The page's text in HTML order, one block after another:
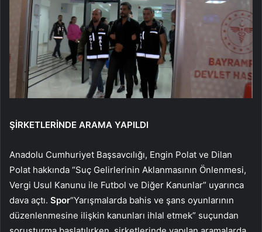
ŞİRKETLERİNDE ARAMA YAPILDI
Anadolu Cumhuriyet Başsavcılığı, Engin Polat ve Dilan
Polat hakkında “Suç Gelirlerinin Aklanmasının Önlenmesi,
Vergi Usul Kanunu ile Futbol ve Diğer Kanunlar” uyarınca
dava açtı. Spor“Yarışmalarda bahis ve şans oyunlarının
düzenlenmesine ilişkin kanunları ihlal etmek” suçundan